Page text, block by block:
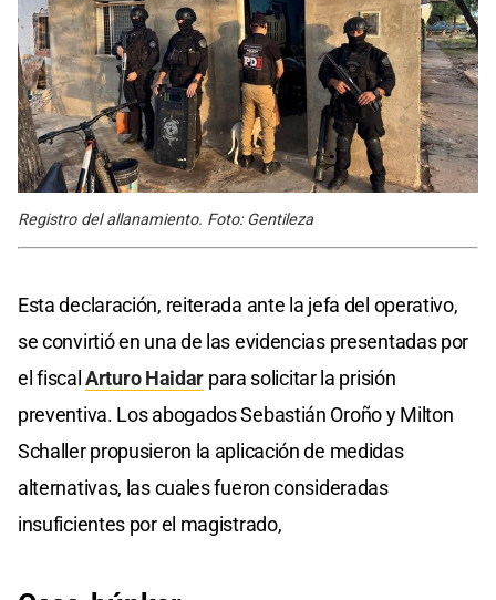
Registro del allanamiento. Foto: Gentileza
Esta declaración, reiterada ante la jefa del operativo,
se convirtió en una de las evidencias presentadas por
el fiscalArturo Haidar para solicitar la prisión
preventiva. Los abogados Sebastián Oroño y Milton
Schaller propusieron la aplicación de medidas
alternativas, las cuales fueron consideradas
insuficientes por el magistrado,